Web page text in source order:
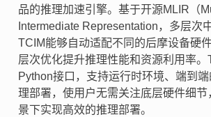
品的推理加速引擎。基于开源MLIR（
Intermediate Representation，多层次
TCIM能够自动适配不同的后摩设备硬
层次优化提升推理性能和资源利用率。
Python接口，支持运行时环境、端到
理部署，使用户无需关注底层硬件细节
景下实现高效的推理部署。